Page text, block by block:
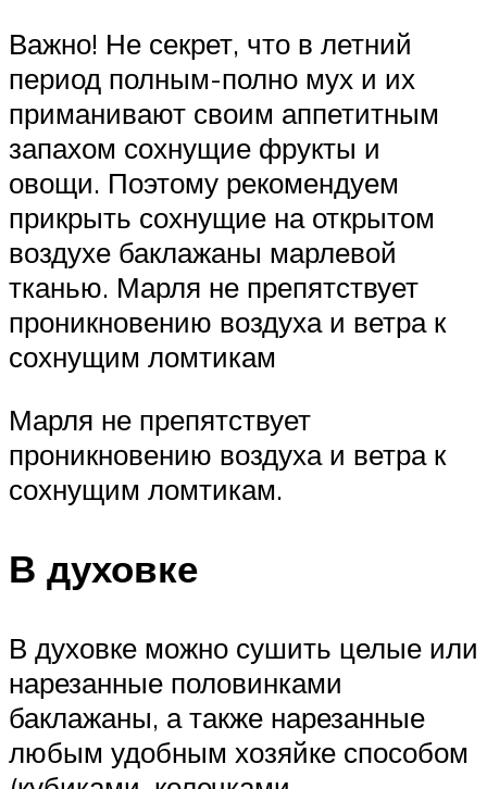
Важно! Не секрет, что в летний
период полным-полно мух и их
приманивают своим аппетитным
запахом сохнущие фрукты и
овощи. Поэтому рекомендуем
прикрыть сохнущие на открытом
воздухе баклажаны марлевой
тканью. Марля не препятствует
проникновению воздуха и ветра к
сохнущим ломтикам
Марля не препятствует
проникновению воздуха и ветра к
сохнущим ломтикам.
В духовке
В духовке можно сушить целые или
нарезанные половинками
баклажаны, а также нарезанные
любым удобным хозяйке способом